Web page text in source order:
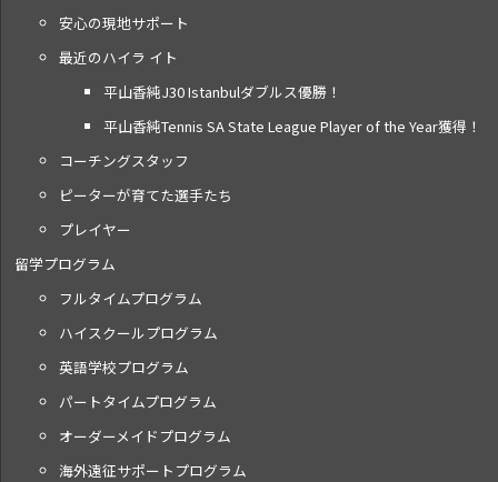
安心の現地サポート
最近のハイラ イト
平山香純J30 Istanbulダブルス優勝！
平山香純Tennis SA State League Player of the Year獲得！
コーチングスタッフ
ピーターが育てた選手たち
プレイヤー
留学プログラム
フルタイムプログラム
ハイスクールプログラム
英語学校プログラム
パートタイムプログラム
オーダーメイドプログラム
海外遠征サポートプログラム